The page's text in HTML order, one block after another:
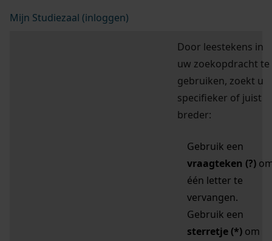
Mijn Studiezaal (inloggen)
Door leestekens in
uw zoekopdracht te
gebruiken, zoekt u
specifieker of juist
breder:
Gebruik een
vraagteken (?)
één letter te
vervangen.
Gebruik een
sterretje (*) om